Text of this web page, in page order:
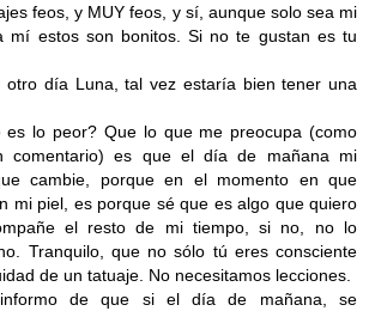
feos, y MUY feos, y sí, aunque solo sea mi
mí estos son bonitos. Si no te gustan es tu
otro día Luna, tal vez estaría bien tener una
es lo peor? Que lo que me preocupa (como
comentario) es que el día de mañana mi
cambie, porque en el momento en que
mi piel, es porque sé que es algo que quiero
el resto de mi tiempo, si no, no lo
Tranquilo, que no sólo tú eres consciente
de un tatuaje. No necesitamos lecciones.
de que si el día de mañana, se